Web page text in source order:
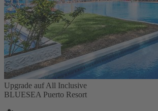
Upgrade auf All Inclusive
BLUESEA Puerto Resort